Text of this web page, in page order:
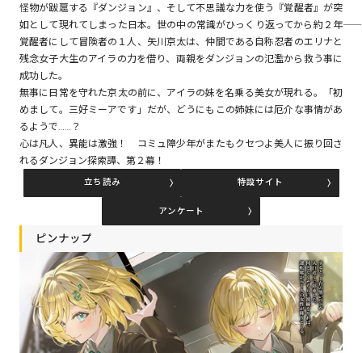
コミックエッセイ
閉じる
怪物が跋扈する『ダンジョン』、そして不思議な力を使う『覚醒者』が突
如として現れてしまった日本。世の中の常識がひっくり返ってから約２年――
覚醒者にして冒険者の１人、矢川京太は、仲間である自称忍者のエリナと
残念女子大生のアイラの力を借り、両親をダンジョンの氾濫から救う事に
成功した。
無事に日常を守れた京太の前に、アイラの妹を名乗る美女が現れる。「初
めまして。三好ミーアです」だが、どうにもこの姉妹には厄介な事情があ
るようで……？
心は凡人、異能は激強！ コミュ障少年がまたもクセつよ美人に振り回さ
れるダンジョン探索譚、第２幕！
立ち読み 特設サイト
アンケート
ピンナップ